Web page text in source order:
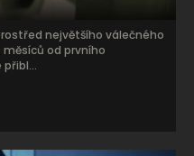
největšího válečného
od prvního